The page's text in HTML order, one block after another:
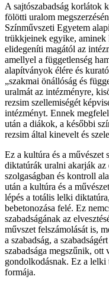
A sajtószabadság korlátok
fölötti uralom
Színművszeti Egyetem
trükkjeinek egyike, aminek
elidegeníti magától az
amellyel a függetlenség
alapítványok élére és
„szakmai önállóság és
uralmát az intézményre,
rezsim szellemiségét
intézményt. Ennek
után a diákok, a későbbi
rezsim által kinevelt és
Ez a kultúra és a művészet
diktatúrák uralni akarják
szolgaságban és kontroll
után a kultúra és a
lépés a totális lelki
bebetonozása felé. Ez
szabadságának az
művszet felszámolását is,
a szabadság, a
szabadsága megszűnik, ott
gondolkodásnak. Ez a
formája.